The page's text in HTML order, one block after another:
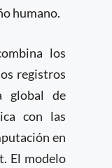
humano.
los
registros
global de
con las
en
El modelo